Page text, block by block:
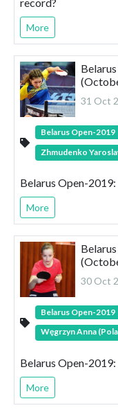
More
31 Oct
Belarus Open-2019
Zhmudenko
Belarus Open-
More
30 Oct
Belarus Open-2019
Węgrzyn Anna
Belarus Open-
More